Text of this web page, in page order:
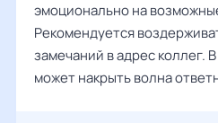
эмоционально на
Рекомендуется
замечаний в адрес коллег.
может накрыть волна